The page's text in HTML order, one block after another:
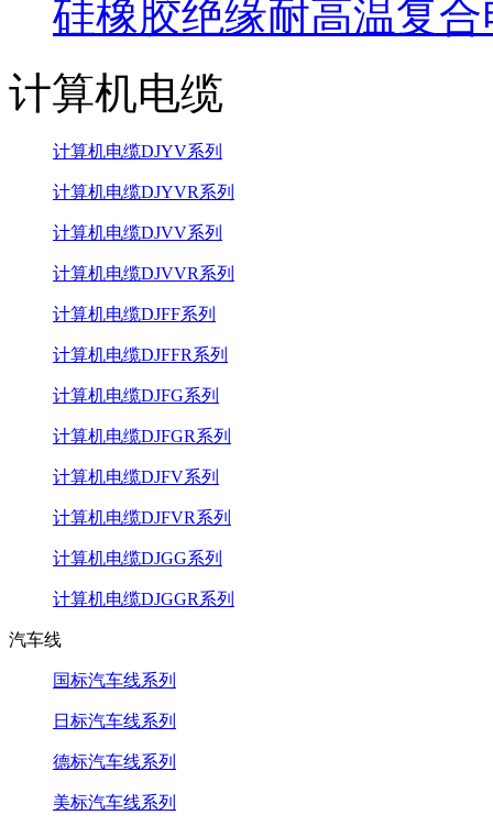
硅橡胶绝缘耐高温复合
计算机电缆
计算机电缆DJYV系列
计算机电缆DJYVR系列
计算机电缆DJVV系列
计算机电缆DJVVR系列
计算机电缆DJFF系列
计算机电缆DJFFR系列
计算机电缆DJFG系列
计算机电缆DJFGR系列
计算机电缆DJFV系列
计算机电缆DJFVR系列
计算机电缆DJGG系列
计算机电缆DJGGR系列
汽车线
国标汽车线系列
日标汽车线系列
德标汽车线系列
美标汽车线系列